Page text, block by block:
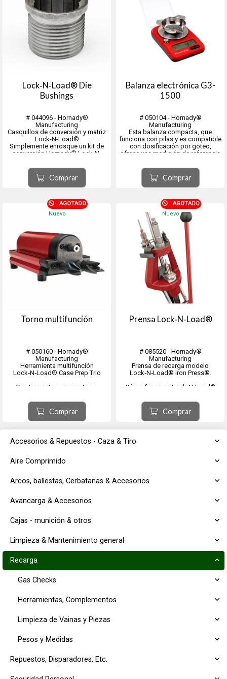
Accesorios & Repuestos - Caza & Tiro
Aire Comprimido
Arcos, ballestas, Cerbatanas & Accesorios
Avancarga & Accesorios
Cajas - munición & otros
Limpieza & Mantenimiento general
Recarga
Gas Checks
Herramientas, Complementos
Limpieza de Vainas y Piezas
Pesos y Medidas
Repuestos, Disparadores, Etc.
Lock‑N‑Load® Die
Bushings
# 044096 - Hornady®
Manufacturing
Casquillos de conversión y matriz
Lock-N-Load®
Simplemente enrosque un kit de
conversión Hornady® Lock-N-
en su prensa de recarga RCBS®
Rock Chucker u otra prensa con
rosca de 1¼"-12,
estará listo para usar el sistema
Envase con 10 piezas
...
Comprar
Balanza electrónica G3-
1500
# 050104 - Hornady®
Manufacturing
Esta balanza compacta, que
funciona con pilas y es compatible
con dosificación por goteo,
ofrece una medición de referencia
A diferencia de otras balanzas del
mercado,
cuenta con una celda de carga de
precisión con una exactitud de
Comprar
AGOTADO
Nuevo
Torno multifunción
# 050160 - Hornady®
Manufacturing
Herramienta multifunción
Lock‑N‑Load® Case Prep Trio
Con tres estaciones activas,
los alojamientos de los
fulminantes sin necesidad de
cambiar de herramienta. El Lock-N-
Load® Case Prep Trio incluye
herramientas par...
Comprar
AGOTADO
Nuevo
Prensa Lock‑N‑Load®
# 085520 - Hornady®
Manufacturing
Prensa de recarga modelo
Lock‑N‑Load® Iron Press®.
Cómo funciona Lock-N-Load®
Load® es muy fácil de usar:
Inserte el casquillo del troquel
Lock-N-Load® en el casquillo de
la prensa y bloquéelo girándolo.
Las seis lengüet...
Comprar